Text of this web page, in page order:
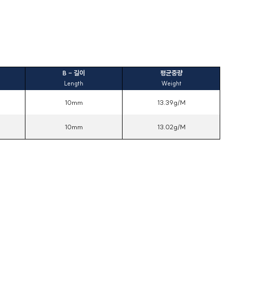
B - 길이 평균중량
Length Weight
10mm 13.39g/M
10mm 13.02g/M